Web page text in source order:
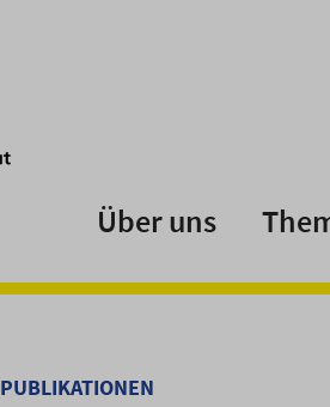
Über uns
PUBLIKATIONEN